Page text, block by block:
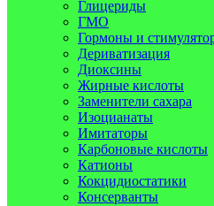
Глицериды
ГМО
Гормоны и
Дериватизация
Диоксины
Жирные кислоты
Заменители сахара
Изоцианаты
Имитаторы
Карбоновые кислоты
Катионы
Кокцидиостатики
Консерванты